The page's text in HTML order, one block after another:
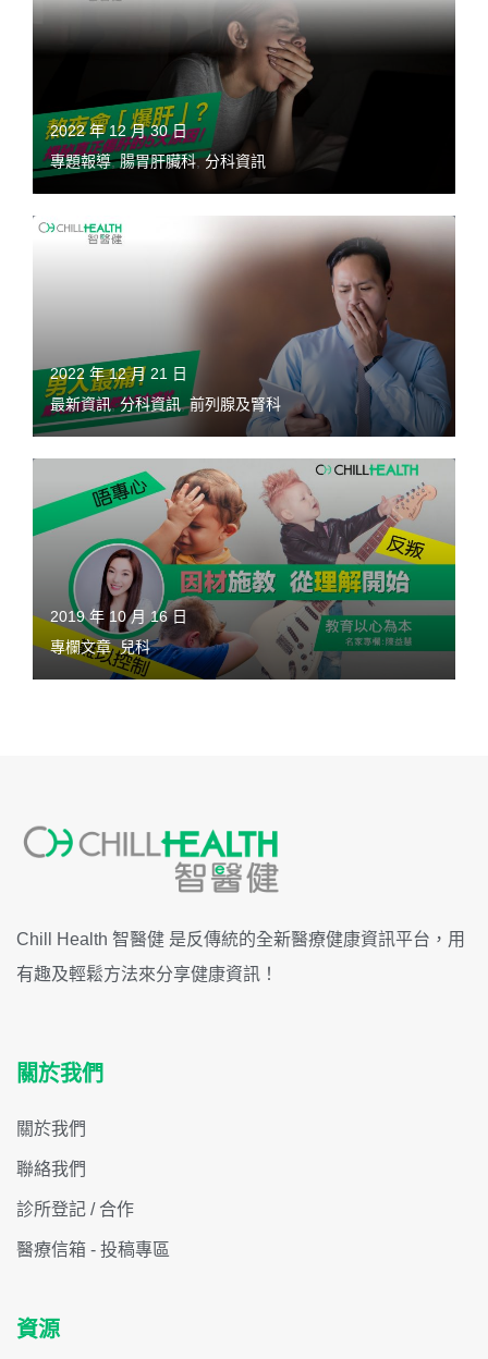
2022 年 12 月 30 日
專題報導,腸胃肝臟科,分科資訊
2022 年 12 月 21 日
最新資訊,分科資訊,前列腺及腎科
2019 年 10 月 16 日
專欄文章,兒科
Chill Health 智醫健 是反傳統的全新醫療健康資訊平台，用
有趣及輕鬆方法來分享健康資訊！
關於我們
關於我們
聯絡我們
診所登記 / 合作
醫療信箱 - 投稿專區
資源